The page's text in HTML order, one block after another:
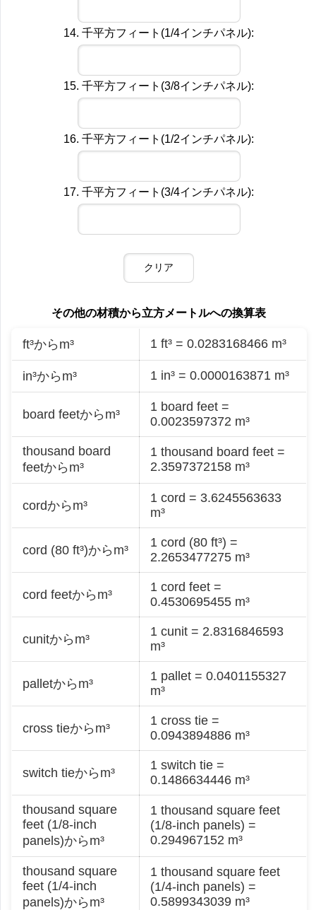
14. 千平方フィート(1/4インチパネル):
15. 千平方フィート(3/8インチパネル):
16. 千平方フィート(1/2インチパネル):
17. 千平方フィート(3/4インチパネル):
その他の材積から立方メートルへの換算表
ft³からm³ 1 ft³ = 0.0283168466 m³
in³からm³ 1 in³ = 0.0000163871 m³
board feetからm³
1 board feet =
0.0023597372 m³
thousand board
feetからm³
1 thousand board feet =
2.3597372158 m³
cordからm³
1 cord = 3.6245563633
m³
cord (80 ft³)からm³
1 cord (80 ft³) =
2.2653477275 m³
cord feetからm³
1 cord feet =
0.4530695455 m³
cunitからm³
1 cunit = 2.8316846593
m³
palletからm³
1 pallet = 0.0401155327
m³
cross tieからm³
1 cross tie =
0.0943894886 m³
switch tieからm³
1 switch tie =
0.1486634446 m³
thousand square
feet (1/8-inch
panels)からm³
1 thousand square feet
(1/8-inch panels) =
0.294967152 m³
thousand square
feet (1/4-inch
panels)からm³
1 thousand square feet
(1/4-inch panels) =
0.5899343039 m³